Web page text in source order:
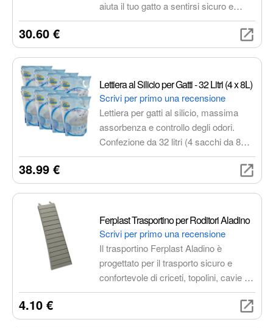
aiuta il tuo gatto a sentirsi sicuro e
rilassato in situazioni di stress. È ideale
all'ansia, come le marcature urinarie, le
viaggi.
30.60 €
Lettiera al Silicio per Gatti - 32 Litri (4 x 8L)
Scrivi per primo una recensione
Lettiera per gatti al silicio, massima
assorbenza e controllo degli odori.
Confezione da 32 litri (4 sacchi da 8
litri), lunga durata e bassa polverosità.
38.99 €
Ferplast Trasportino per Roditori Aladino
Scrivi per primo una recensione
Il trasportino Ferplast Aladino è
progettato per il trasporto sicuro e
confortevole di criceti, topolini, cavie e
altri piccoli roditori. Realizzato in
ventilazione e chiusura a clip, offre
4.10 €